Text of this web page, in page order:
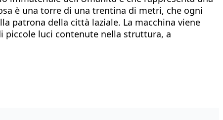
è una torre di una trentina di metri, che ogni
patrona della città laziale. La macchina viene
piccole luci contenute nella struttura, a